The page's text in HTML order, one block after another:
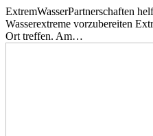
ExtremWasserPartnerschaften
Wasserextreme vorzubereiten
Ort treffen. Am…